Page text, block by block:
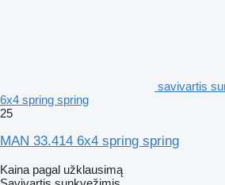
savivartis
6x4 spring spring
25
MAN 33.414 6x4 spring spring
Kaina pagal užklausimą